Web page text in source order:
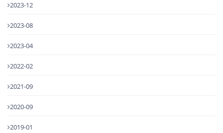
2023-12
2023-08
2023-04
2022-02
2021-09
2020-09
2019-01